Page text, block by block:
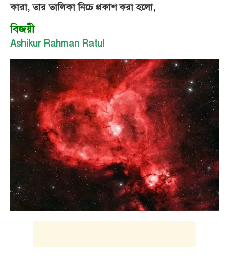
কারা, তার তালিকা নিচে প্রকাশ করা হলো,
বিজয়ী
Ashikur Rahman Ratul